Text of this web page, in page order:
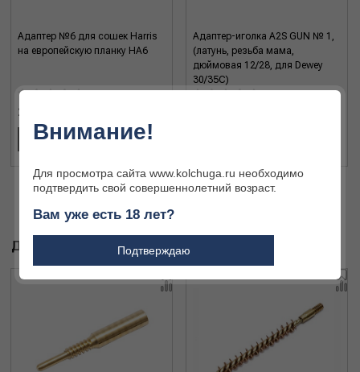
Адаптер №6 для сошек Harris
на европейскую планку HA6
2 491 ₽
В КОРЗИНУ
Адаптер-иголка A2S GUN № 1,
(латунь, резьба мама,
дюймовая 12/28, для Dewey
30/35C)
ДРУГИЕ ТОВАРЫ БРЕНДА
Внимание!
Для просмотра сайта www.kolchuga.ru необходимо
подтвердить свой совершеннолетний возраст.
Вам уже есть 18 лет?
Подтверждаю